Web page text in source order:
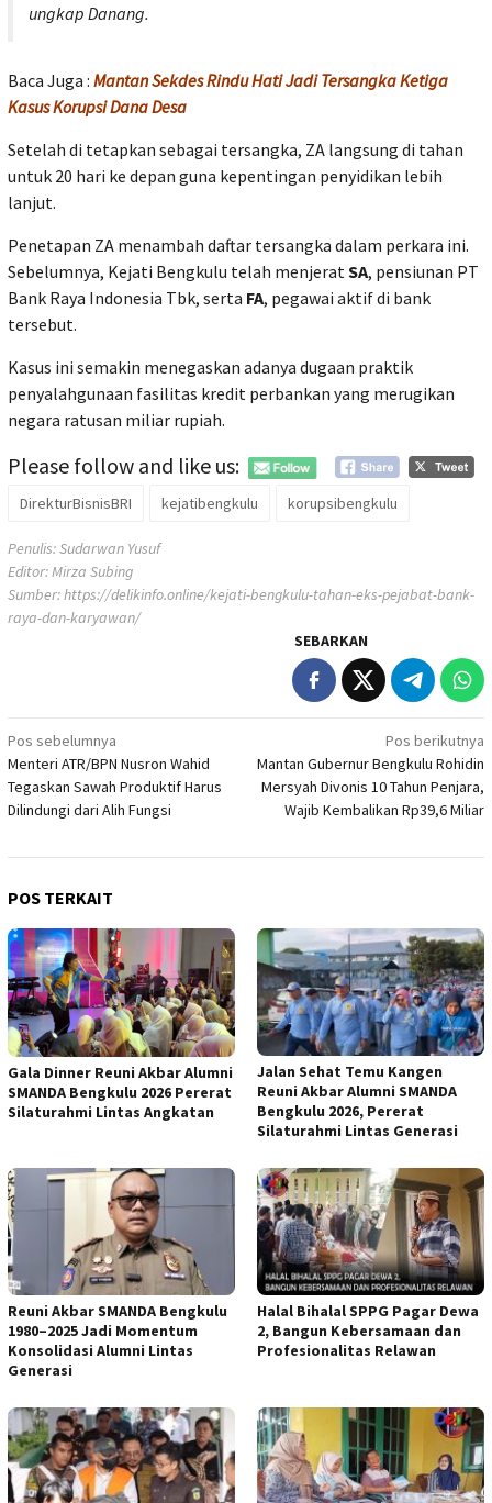
ungkap Danang.
Baca Juga : Mantan Sekdes Rindu Hati Jadi Tersangka Ketiga
Kasus Korupsi Dana Desa
Setelah di tetapkan sebagai tersangka, ZA langsung di tahan
untuk 20 hari ke depan guna kepentingan penyidikan lebih
lanjut.
Penetapan ZA menambah daftar tersangka dalam perkara ini.
Sebelumnya, Kejati Bengkulu telah menjerat SA, pensiunan PT
Bank Raya Indonesia Tbk, serta FA, pegawai aktif di bank
tersebut.
Kasus ini semakin menegaskan adanya dugaan praktik
penyalahgunaan fasilitas kredit perbankan yang merugikan
negara ratusan miliar rupiah.
Please follow and like us:
DirekturBisnisBRI kejatibengkulu korupsibengkulu
Penulis: Sudarwan Yusuf
Editor: Mirza Subing
Sumber:https://delikinfo.online/kejati-bengkulu-tahan-eks-pejabat-bank-
raya-dan-karyawan/
SEBARKAN
Navigasi
pos
Pos sebelumnya
Menteri ATR/BPN Nusron Wahid
Tegaskan Sawah Produktif Harus
Dilindungi dari Alih Fungsi
Pos berikutnya
Mantan Gubernur Bengkulu Rohidin
Mersyah Divonis 10 Tahun Penjara,
Wajib Kembalikan Rp39,6 Miliar
POS TERKAIT
Gala Dinner Reuni Akbar Alumni
SMANDA Bengkulu 2026 Pererat
Silaturahmi Lintas Angkatan
Jalan Sehat Temu Kangen
Reuni Akbar Alumni SMANDA
Bengkulu 2026, Pererat
Silaturahmi Lintas Generasi
Reuni Akbar SMANDA Bengkulu
1980–2025 Jadi Momentum
Konsolidasi Alumni Lintas
Generasi
Halal Bihalal SPPG Pagar Dewa
2, Bangun Kebersamaan dan
Profesionalitas Relawan